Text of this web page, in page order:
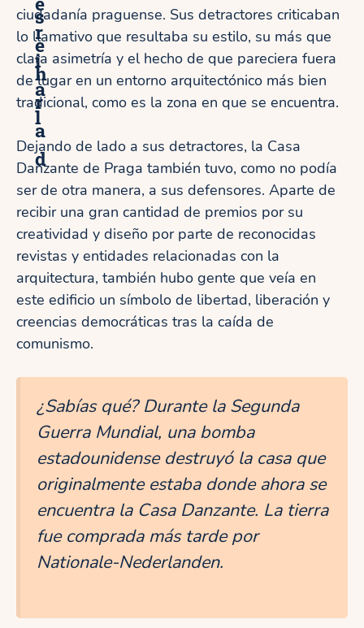
r
i
a
l
s
e
h
r
a
d
ciudadanía praguense. Sus detractores criticaban
lo llamativo que resultaba su estilo, su más que
clara asimetría y el hecho de que pareciera fuera
de lugar en un entorno arquitectónico más bien
tradicional, como es la zona en que se encuentra.
Dejando de lado a sus detractores, la Casa
Danzante de Praga también tuvo, como no podía
ser de otra manera, a sus defensores. Aparte de
recibir una gran cantidad de premios por su
creatividad y diseño por parte de reconocidas
revistas y entidades relacionadas con la
arquitectura, también hubo gente que veía en
este edificio un símbolo de libertad, liberación y
creencias democráticas tras la caída de
comunismo.
¿Sabías qué? Durante la Segunda
Guerra Mundial, una bomba
estadounidense destruyó la casa que
originalmente estaba donde ahora se
encuentra la Casa Danzante. La tierra
fue comprada más tarde por
Nationale-Nederlanden.